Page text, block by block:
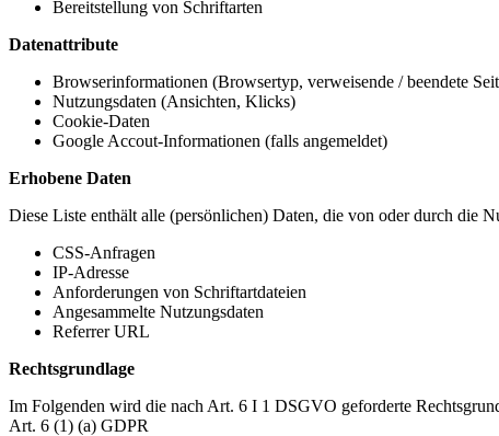
Bereitstellung von Schriftarten
Datenattribute
Browserinformationen (Browsertyp, verweisende / beendete
Nutzungsdaten (Ansichten, Klicks)
Cookie-Daten
Google Accout-Informationen (falls angemeldet)
Erhobene Daten
Diese Liste enthält alle (persönlichen) Daten, die von oder durch die
CSS-Anfragen
IP-Adresse
Anforderungen von Schriftartdateien
Angesammelte Nutzungsdaten
Referrer URL
Rechtsgrundlage
Im Folgenden wird die nach Art. 6 I 1 DSGVO geforderte
Art. 6 (1) (a) GDPR